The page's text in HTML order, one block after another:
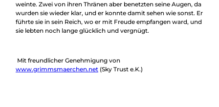
weinte. Zwei von ihren Thränen aber benetzten seine Augen, da
wurden sie wieder klar, und er konnte damit sehen wie sonst. Er
führte sie in sein Reich, wo er mit Freude empfangen ward, und
sie lebten noch lange glücklich und vergnügt.
Mit freundlicher Genehmigung von
www.grimmsmaerchen.net (Sky Trust e.K.)